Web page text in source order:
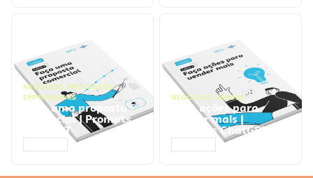
NEGÓCIOS, PROCESSOS
EMPRESARIAIS
Faça uma proposta
comercial | Prompts
ChatGPT
NEGÓCIOS, VENDAS
Faça ações para
vender mais |
Prompts ChatGPT